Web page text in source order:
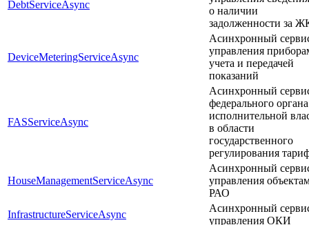
DebtServiceAsync
о наличии
задолженности за
DeviceMeteringServiceAsync
Асинхронный
управления
учета и передачей
показаний
FASServiceAsync
Асинхронный
федерального органа
исполнительной
в области
государственного
регулирования
HouseManagementServiceAsync
Асинхронный
управления
РАО
InfrastructureServiceAsync
Асинхронный
управления ОКИ